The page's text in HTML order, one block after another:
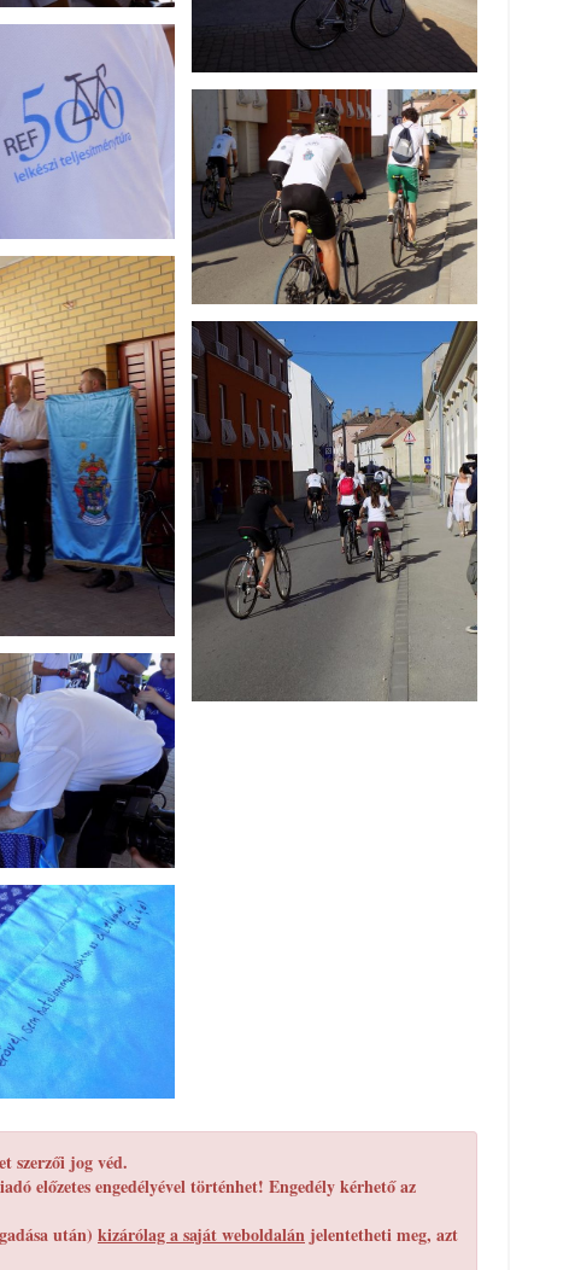
szerzői jog véd.
előzetes engedélyével történhet! Engedély kérhető az
után) kizárólag a saját weboldalán jelentetheti meg, azt